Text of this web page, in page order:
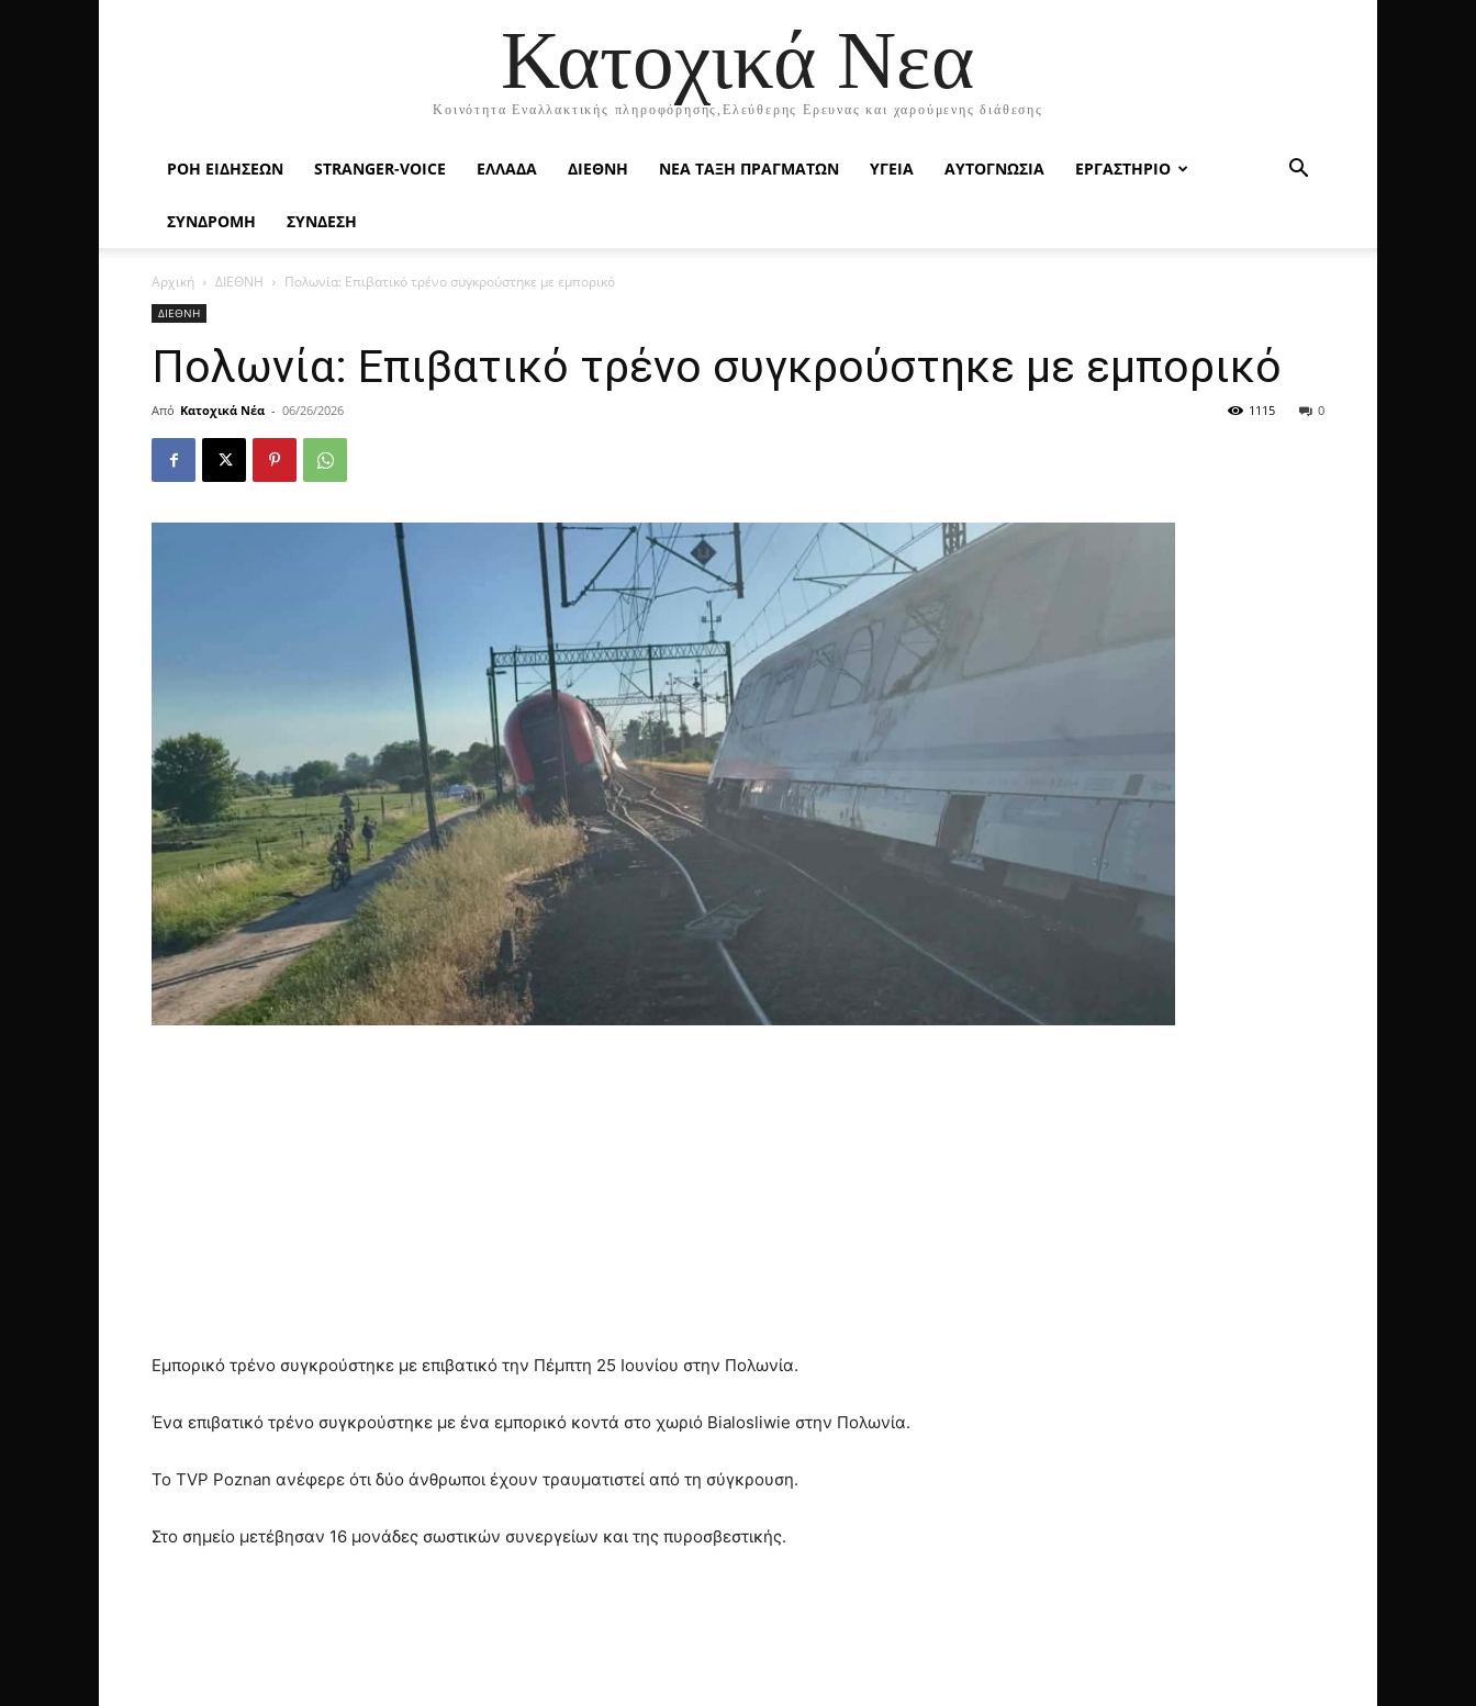
Κατοχικά Νεα
Κοινότητα Εναλλακτικής πληροφόρησης,Ελεύθερης Ερευνας και χαρούμενης διάθεσης
ΡΟΉ ΕΙΔΉΣΕΩΝ STRANGER-VOICE ΕΛΛΑΔΑ ΔΙΕΘΝΗ ΝΕΑ ΤΑΞΗ ΠΡΑΓΜΑΤΩΝ ΥΓΕΙΑ ΑΥΤΟΓΝΩΣΙΑ ΕΡΓΑΣΤΗΡΙΟ
ΣΥΝΔΡΟΜΗ ΣΥΝΔΕΣΗ
Αρχική ΔΙΕΘΝΗ Πολωνία: Επιβατικό τρένο συγκρούστηκε με εμπορικό
ΔΙΕΘΝΗ
Πολωνία: Επιβατικό τρένο συγκρούστηκε με εμπορικό
Από Κατοχικά Νέα - 06/26/2026 0
1115
Εμπορικό τρένο συγκρούστηκε με επιβατικό την Πέμπτη 25 Ιουνίου στην Πολωνία.
Ένα επιβατικό τρένο συγκρούστηκε με ένα εμπορικό κοντά στο χωριό Bialosliwie στην Πολωνία.
Το ⁠TVP Poznan ανέφερε ότι δύο άνθρωποι έχουν τραυματιστεί από τη σύγκρουση.
Στο σημείο μετέβησαν 16 μονάδες σωστικών συνεργείων και της πυροσβεστικής.